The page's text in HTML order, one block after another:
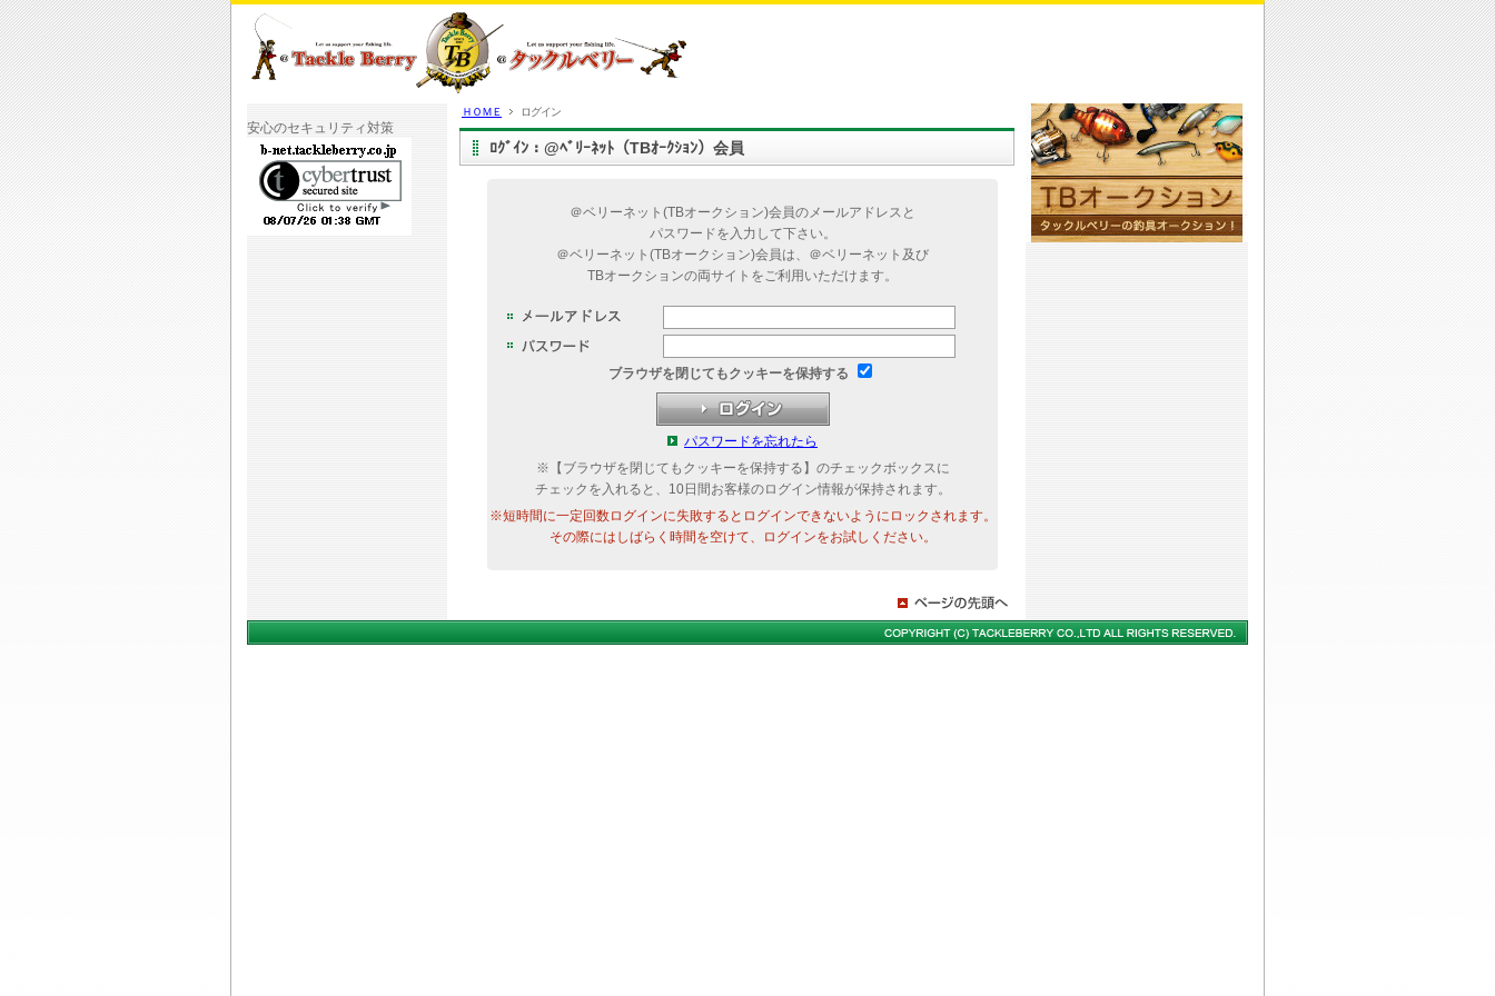
ＨＯＭＥ ログイン
ﾛｸﾞｲﾝ：@ﾍﾞﾘｰﾈｯﾄ（TBｵｰｸｼｮﾝ）会員
＠ベリーネット(TBオークション)会員のメールアドレスと
パスワードを入力して下さい。
＠ベリーネット(TBオークション)会員は、＠ベリーネット及び
TBオークションの両サイトをご利用いただけます。
パスワードを忘れたら
※【ブラウザを閉じてもクッキーを保持する】のチェックボックスに
チェックを入れると、10日間お客様のログイン情報が保持されます。
※短時間に一定回数ログインに失敗するとログインできないようにロックされます。
その際にはしばらく時間を空けて、ログインをお試しください。
ブラウザを閉じてもクッキーを保持する
安心のセキュリティ対策